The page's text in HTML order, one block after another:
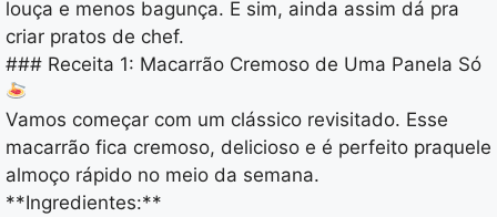
louça e menos bagunça. E sim, ainda assim dá pra
criar pratos de chef.
### Receita 1: Macarrão Cremoso de Uma Panela Só
Vamos começar com um clássico revisitado. Esse
macarrão fica cremoso, delicioso e é perfeito praquele
almoço rápido no meio da semana.
**Ingredientes:**